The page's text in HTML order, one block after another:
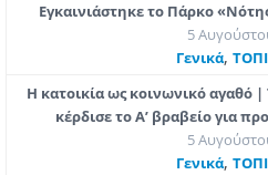
Εγκαινιάστηκε το Πάρκο
5
Γενικά,
Η κατοικία ως κοινωνικό αγαθό
κέρδισε το Α’ βραβείο για
5
Γενικά,